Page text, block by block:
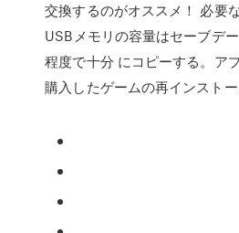
交換するのがオススメ！ 必要
USBメモリの容量はセーブデ
程度で十分 にコピーする。ア
購入したゲームの再インスト